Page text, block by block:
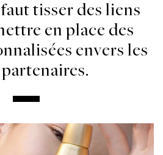
tisser des liens
en place des
envers les
partenaires.